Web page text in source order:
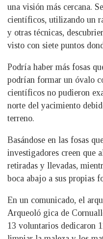
una visión más cercana.
científicos, utilizando un
y otras técnicas,
visto con siete puntos
Podría haber más fosas
podrían formar un óvalo
científicos no pudieron
norte del yacimiento
terreno.
Basándose en las fosas
investigadores creen que
retiradas y llevadas,
boca abajo a sus propias
En un comunicado, el
Arqueoló gica de
13 voluntarios dedicaron